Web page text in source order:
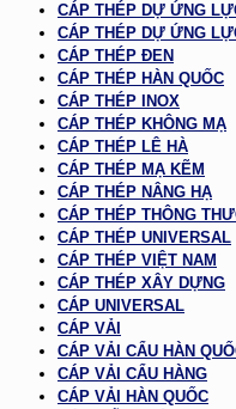
CÁP THÉP DỰ ỨNG
CÁP THÉP DỰ ỨNG
CÁP THÉP ĐEN
CÁP THÉP HÀN QUỐC
CÁP THÉP INOX
CÁP THÉP KHÔNG MẠ
CÁP THÉP LÊ HÀ
CÁP THÉP MẠ KẼM
CÁP THÉP NÂNG HẠ
CÁP THÉP THÔNG
CÁP THÉP UNIVERSAL
CÁP THÉP VIỆT NAM
CÁP THÉP XÂY DỰNG
CÁP UNIVERSAL
CÁP VẢI
CÁP VẢI CẨU HÀN
CÁP VẢI CẨU HÀNG
CÁP VẢI HÀN QUỐC